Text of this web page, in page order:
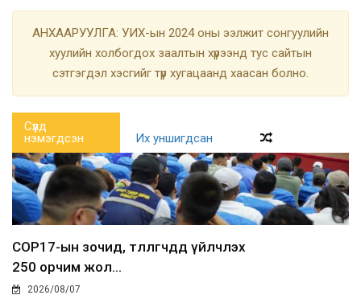
АНХААРУУЛГА: УИХ-ын 2024 оны ээлжит сонгуулийн
хуулийн холбогдох заалтын хүрээнд тус сайтын
сэтгэгдэл хэсгийг түр хугацаанд хаасан болно.
Сүүлд
нэмэгдсэн
Их уншигдсан
COP17-ын зочид, төлөөлөгчдөд үйлчлэх
250 орчим жол...
2026/08/07